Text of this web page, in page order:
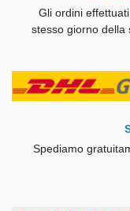
Gli ordini
stesso giorno della
Spediamo